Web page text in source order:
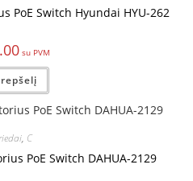
PoE Switch Hyundai HYU-262
, C
PoE Switch DAHUA-2129